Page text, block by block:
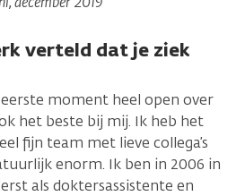
verteld dat je ziek
moment heel open over
het beste bij mij. Ik heb het
fijn team met lieve collega’s
enorm. Ik ben in 2006 in
als doktersassistente en